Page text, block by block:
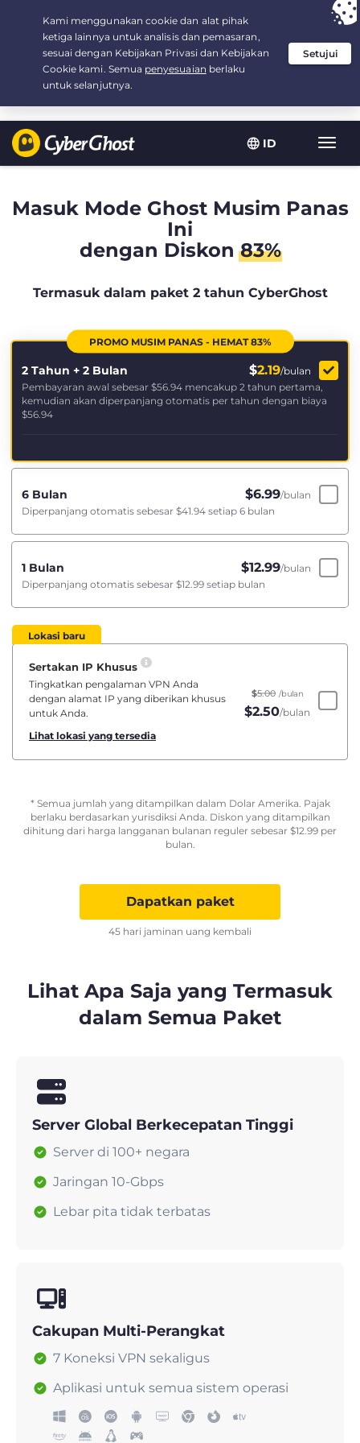
ID
Your choice: The Best Dealfor 2.1666666666667-years at $
/month
Masuk Mode Ghost Musim Panas
Ini
dengan Diskon83%
Termasuk dalam paket 2 tahun CyberGhost
PROMO MUSIM PANAS - HEMAT 83%
2 Tahun + 2 Bulan $2.19/bulan
Pembayaran awal sebesar $56.94 mencakup 2 tahun pertama,
kemudian akan diperpanjang otomatis per tahun dengan biaya
$56.94
6 Bulan $6.99/bulan
Diperpanjang otomatis sebesar $41.94 setiap 6 bulan
1 Bulan $12.99/bulan
Diperpanjang otomatis sebesar $12.99 setiap bulan
Lokasi baru
Sertakan IP Khusus
Tingkatkan pengalaman VPN Anda
dengan alamat IP yang diberikan khusus
untuk Anda.
Lihat lokasi yang tersedia
$5.00 /bulan
$2.50/bulan
* Semua jumlah yang ditampilkan dalam Dolar Amerika. Pajak
berlaku berdasarkan yurisdiksi Anda. Diskon yang ditampilkan
dihitung dari harga langganan bulanan reguler sebesar $12.99 per
bulan.
Dapatkan paket
45 hari jaminan uang kembali
Lihat Apa Saja yang Termasuk
dalam Semua Paket
Server Global Berkecepatan Tinggi
Server di 100+ negara
Jaringan 10-Gbps
Lebar pita tidak terbatas
Cakupan Multi-Perangkat
7 Koneksi VPN sekaligus
Aplikasi untuk semua sistem operasi